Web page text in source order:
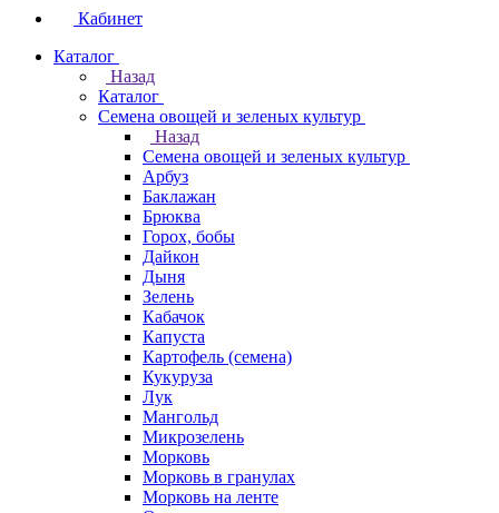
Кабинет
Каталог
Назад
Каталог
Семена овощей и зеленых культур
Назад
Семена овощей и зеленых культур
Арбуз
Баклажан
Брюква
Горох, бобы
Дайкон
Дыня
Зелень
Кабачок
Капуста
Картофель (семена)
Кукуруза
Лук
Мангольд
Микрозелень
Морковь
Морковь в гранулах
Морковь на ленте